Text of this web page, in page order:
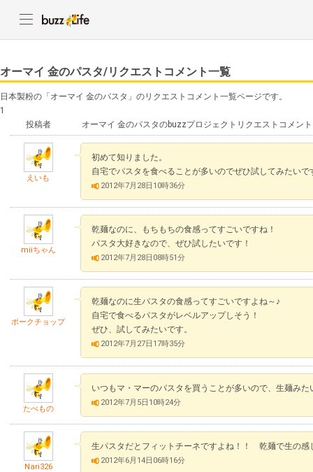
オーマイ 金のパスタ/リクエストコメント一覧
日本製粉の「オーマイ 金のパスタ」のリクエストコメント一覧ページです。
1
投稿者
オーマイ 金のパスタのbuzzプロジェクトリクエストコメント
えいも
初めて知りました。
自宅でパスタを食べることが多いのでぜひ試してみたいで
2012年7月28日10時36分
miiちゃん
乾麺なのに、もちもちの食感ってすごいですね！
パスタ大好きなので、ぜひ試したいです！
2012年7月28日08時51分
ポークチョップ
乾麺なのに生パスタの食感ってすごいですよね～♪
自宅で食べるパスタがレベルアップしそう！
ぜひ、試してみたいです。
2012年7月27日17時35分
たべもの
いつもマ・マーのパスタを買うことが多いので、生麺み
2012年7月5日10時24分
Nari326
生パスタだとフィットチーネですよね！！ 乾麺で生の感
2012年6月14日06時16分